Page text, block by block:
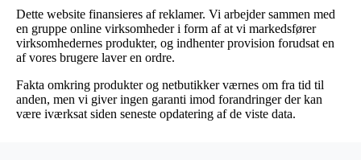
Dette website finansieres af reklamer. Vi arbejder sammen med
en gruppe online virksomheder i form af at vi markedsfører
virksomhedernes produkter, og indhenter provision forudsat en
af vores brugere laver en ordre.
Fakta omkring produkter og netbutikker værnes om fra tid til
anden, men vi giver ingen garanti imod forandringer der kan
være iværksat siden seneste opdatering af de viste data.